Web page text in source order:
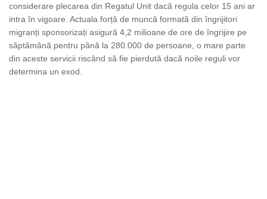
considerare plecarea din Regatul Unit dacă regula celor 15 ani ar
intra în vigoare. Actuala forță de muncă formată din îngrijitori
migranți sponsorizați asigură 4,2 milioane de ore de îngrijire pe
săptămână pentru până la 280.000 de persoane, o mare parte
din aceste servicii riscând să fie pierdută dacă noile reguli vor
determina un exod.